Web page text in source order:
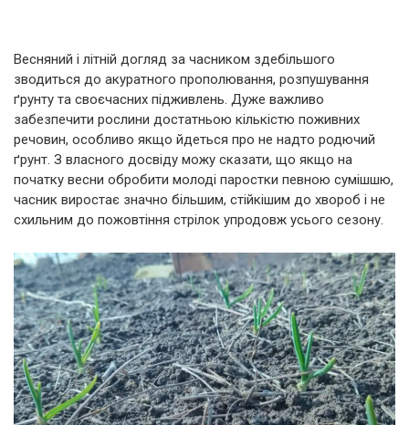
Весняний і літній догляд за часником здебільшого
зводиться до акуратного прополювання, розпушування
ґрунту та своєчасних підживлень. Дуже важливо
забезпечити рослини достатньою кількістю поживних
речовин, особливо якщо йдеться про не надто родючий
ґрунт. З власного досвіду можу сказати, що якщо на
початку весни обробити молоді паростки певною сумішшю,
часник виростає значно більшим, стійкішим до хвороб і не
схильним до пожовтіння стрілок упродовж усього сезону.